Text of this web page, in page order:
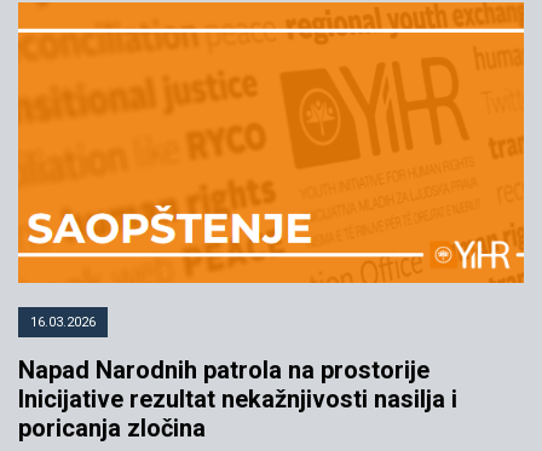
Novi napad na Inicijativu
27.01.2017 YIHR
16.03.2026
Napad Narodnih patrola na prostorije
Inicijative rezultat nekažnjivosti nasilja i
poricanja zločina